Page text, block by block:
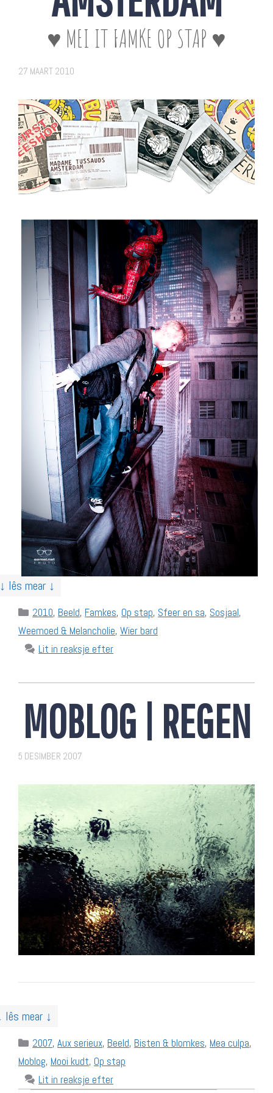
♥ MEI IT FAMKE OP STAP ♥
27 MAART 2010
↓ lês mear ↓
Categories
2010, Beeld, Famkes, Op stap, Sfeer en sa, Sosjaal,
Weemoed & Melancholie, Wier bard
Lit in reaksje efter
MOBLOG | REGEN
5 DESIMBER 2007
lês mear ↓
Categories
2007,Aux serieux, Beeld, Bisten & blomkes, Mea culpa,
Moblog, Mooi kudt, Op stap
Lit in reaksje efter